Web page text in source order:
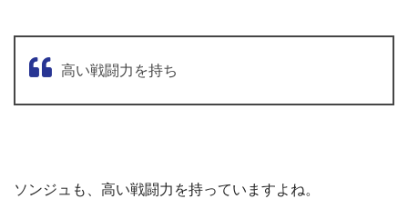
高い戦闘力を持ち
ソンジュも、高い戦闘力を持っていますよね。